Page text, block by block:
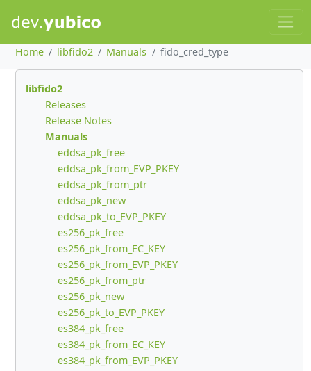
Home libfido2 Manuals fido_cred_type
libfido2
Releases
Release Notes
Manuals
eddsa_pk_free
eddsa_pk_from_EVP_PKEY
eddsa_pk_from_ptr
eddsa_pk_new
eddsa_pk_to_EVP_PKEY
es256_pk_free
es256_pk_from_EC_KEY
es256_pk_from_EVP_PKEY
es256_pk_from_ptr
es256_pk_new
es256_pk_to_EVP_PKEY
es384_pk_free
es384_pk_from_EC_KEY
es384_pk_from_EVP_PKEY